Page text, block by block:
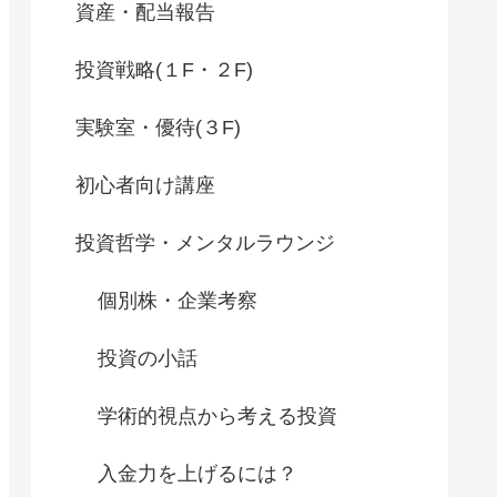
資産・配当報告
投資戦略(１F・２F)
実験室・優待(３F)
初心者向け講座
投資哲学・メンタルラウンジ
個別株・企業考察
投資の小話
学術的視点から考える投資
入金力を上げるには？